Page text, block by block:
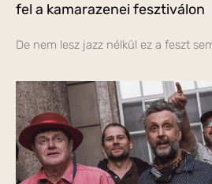
fel a kamarazenei fesztiválon
De nem lesz jazz nélkül ez a feszt